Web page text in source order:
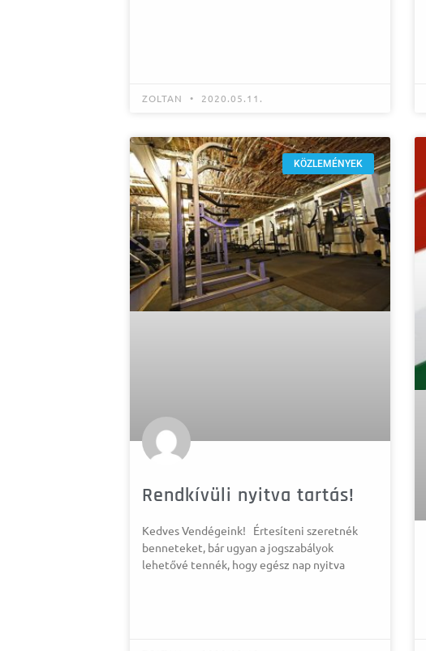
ZOLTAN 2020.05.11.
KÖZLEMÉNYEK
Rendkívüli nyitva tartás!
Kedves Vendégeink! Értesíteni szeretnék
benneteket, bár ugyan a jogszabályok
lehetővé tennék, hogy egész nap nyitva